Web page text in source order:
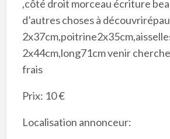
,côté droit morceau écriture
d’autres choses à
2x44cm,long71cm venir
frais
Prix: 10 €
Localisation annonceur: